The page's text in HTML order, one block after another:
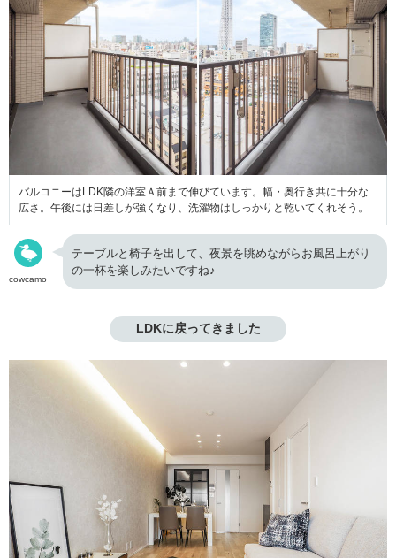
バルコニーはLDK隣の洋室Ａ前まで伸びています。幅・奥行き共に十分な
広さ。午後には日差しが強くなり、洗濯物はしっかりと乾いてくれそう。
cowcamo
テーブルと椅子を出して、夜景を眺めながらお風呂上がり
の一杯を楽しみたいですね♪
LDKに戻ってきました